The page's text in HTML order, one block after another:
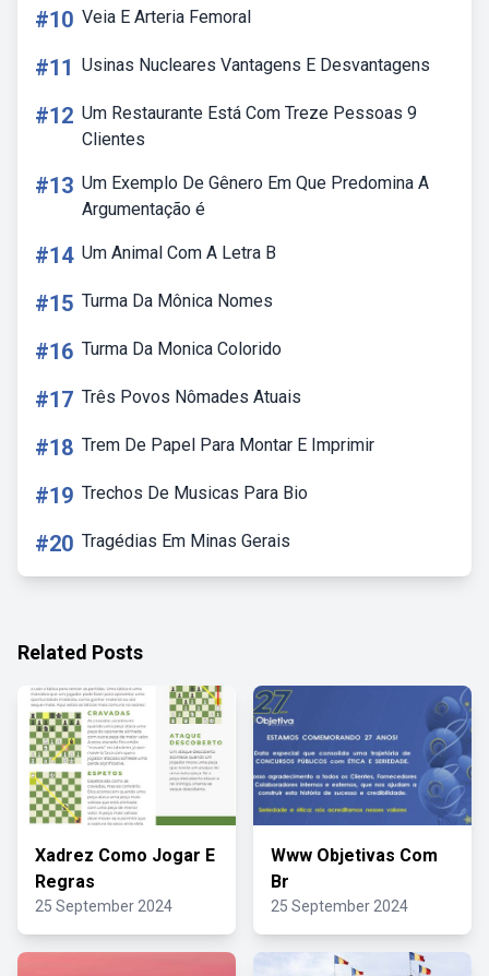
#10 Veia E Arteria Femoral
#11 Usinas Nucleares Vantagens E Desvantagens
#12 Um Restaurante Está Com Treze Pessoas 9
Clientes
#13 Um Exemplo De Gênero Em Que Predomina A
Argumentação é
#14 Um Animal Com A Letra B
#15 Turma Da Mônica Nomes
#16 Turma Da Monica Colorido
#17 Três Povos Nômades Atuais
#18 Trem De Papel Para Montar E Imprimir
#19 Trechos De Musicas Para Bio
#20 Tragédias Em Minas Gerais
Related Posts
Xadrez Como Jogar E
Regras
25 September 2024
Www Objetivas Com
Br
25 September 2024